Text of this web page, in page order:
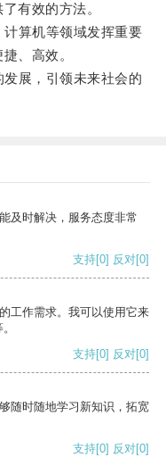
有效的方法。
算机等领域发挥重要
、高效。
展，引领未来社会的
及时解决，服务态度非常
支持[0] 反对[0]
工作需求。我可以使用它来
支持[0] 反对[0]
随时随地学习新知识，拓宽
支持[0] 反对[0]